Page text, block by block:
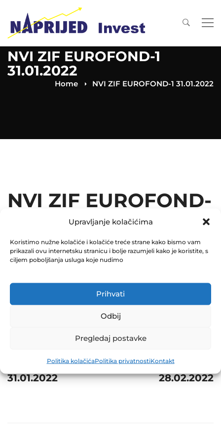
Upravljanje kolačićima
Koristimo nužne kolačiće i kolačiće treće strane kako bismo vam
prikazali ovu internetsku stranicu i bolje razumjeli kako je koristite, s
ciljem poboljšanja usluga koje nudimo
Prihvati
Odbij
Pregledaj postavke
Politika kolačićaPolitika privatnostiKontakt
NVI ZIF EUROFOND-1
31.01.2022
Home NVI ZIF EUROFOND-1 31.01.2022
NVI ZIF EUROFOND-
1 31.01.2022
February 14, 2022
0 Comments
navigation
NVI ZIF NAPRIJED
31.01.2022
BITAN DOGAĐAJ
28.02.2022